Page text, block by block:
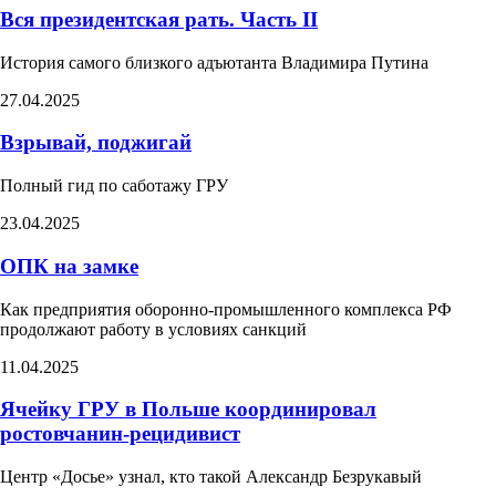
Вся президентская рать. Часть II
История самого близкого адъютанта Владимира Путина
27.04.2025
Взрывай, поджигай
Полный гид по саботажу ГРУ
23.04.2025
ОПК на замке
Как предприятия оборонно-промышленного комплекса РФ
продолжают работу в условиях санкций
11.04.2025
Ячейку ГРУ в Польше координировал
ростовчанин-рецидивист
Центр «Досье» узнал, кто такой Александр Безрукавый